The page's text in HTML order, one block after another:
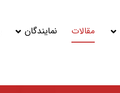
مقالات نمایندگان